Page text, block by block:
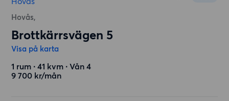
Hovås,
Brottkärrsvägen 5
Visa på karta
1 rum ∙ 41 kvm ∙ Vån 4
9 700 kr/mån